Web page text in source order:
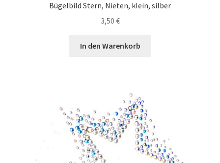
Bügelbild Stern, Nieten, klein, silber
3,50 €
In den Warenkorb